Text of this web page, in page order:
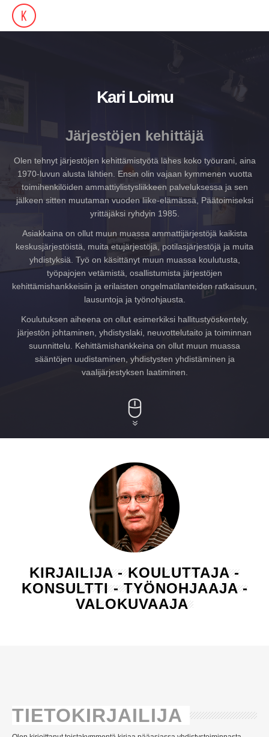
Kari Loimu
Järjestöjen kehittäjä
Olen tehnyt järjestöjen kehittämistyötä lähes koko työurani, aina
1970-luvun alusta lähtien. Ensin olin vajaan kymmenen vuotta
toimihenkilöiden ammattiylistysliikkeen palveluksessa ja sen
jälkeen sitten muutaman vuoden liike-elämässä, Päätoimiseksi
yrittäjäksi ryhdyin 1985.
Asiakkaina on ollut muun muassa ammattijärjestöjä kaikista
keskusjärjestöistä, muita etujärjestöjä, potilasjärjestöjä ja muita
yhdistyksiä. Työ on käsittänyt muun muassa koulutusta,
työpajojen vetämistä, osallistumista järjestöjen
kehittämishankkeisiin ja erilaisten ongelmatilanteiden ratkaisuun,
lausuntoja ja työnohjausta.
Koulutuksen aiheena on ollut esimerkiksi hallitustyöskentely,
järjestön johtaminen, yhdistyslaki, neuvottelutaito ja toiminnan
suunnittelu. Kehittämishankkeina on ollut muun muassa
sääntöjen uudistaminen, yhdistysten yhdistäminen ja
vaalijärjestyksen laatiminen.
KIRJAILIJA - KOULUTTAJA -
KONSULTTI - TYÖNOHJAAJA -
VALOKUVAAJA
TIETOKIRJAILIJA